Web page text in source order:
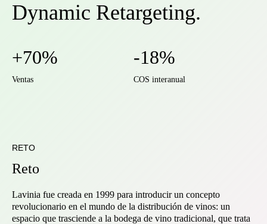
Dynamic Retargeting.
+70%
Ventas
-18%
COS interanual
RETO
Reto
Lavinia fue creada en 1999 para introducir un concepto
revolucionario en el mundo de la distribución de vinos: un
espacio que trasciende a la bodega de vino tradicional, que trata